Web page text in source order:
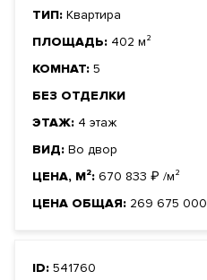
ТИП: Квартира
ПЛОЩАДЬ: 402 м²
КОМНАТ: 5
БЕЗ ОТДЕЛКИ
ЭТАЖ: 4 этаж
ВИД: Во двор
ЦЕНА, М²: 670 833 ₽ /м²
ЦЕНА ОБЩАЯ: 269 675 000
ID: 541760